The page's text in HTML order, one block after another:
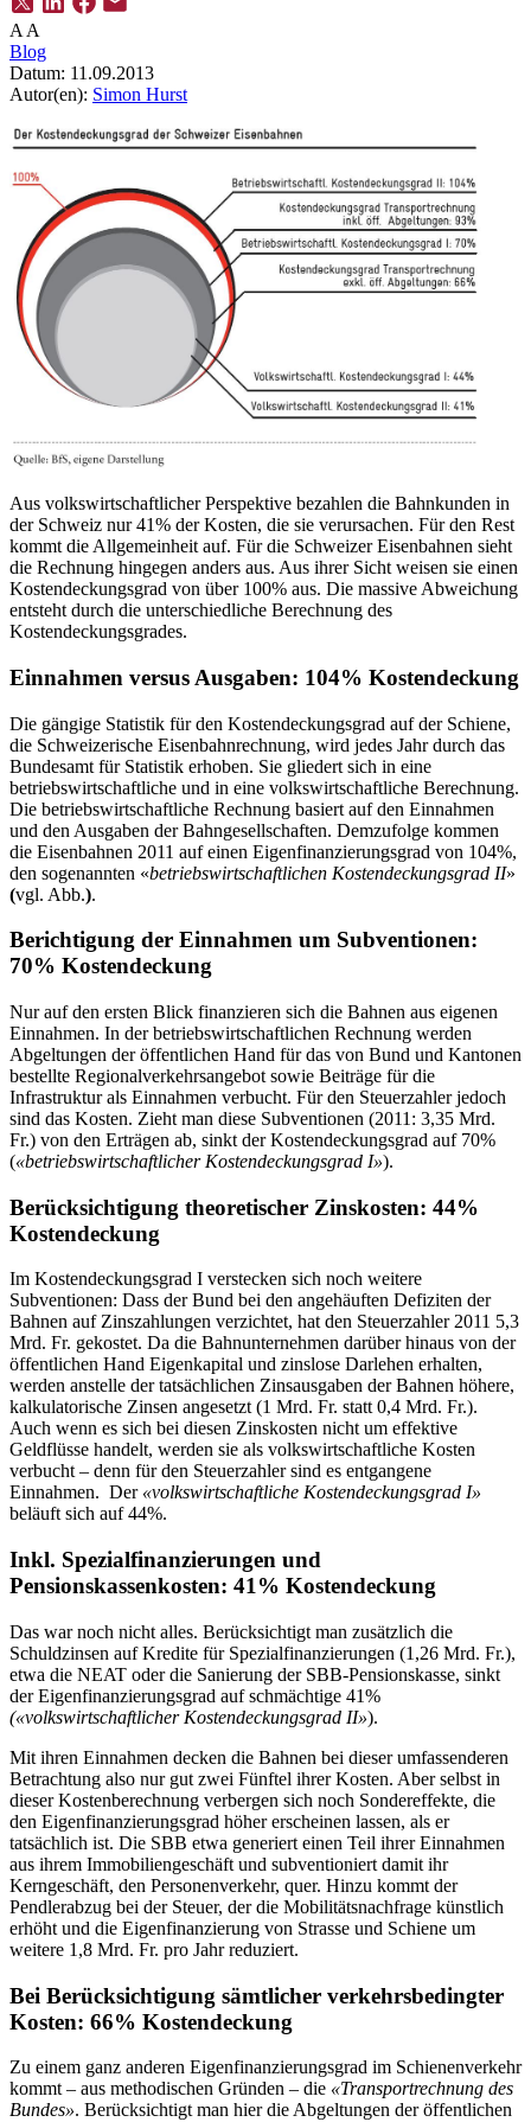
A A
Blog
Datum: 11.09.2013
Autor(en): Simon Hurst
Aus volkswirtschaftlicher Perspektive bezahlen die Bahnkunden in
der Schweiz nur 41% der Kosten, die sie verursachen. Für den Rest
kommt die Allgemeinheit auf. Für die Schweizer Eisenbahnen sieht
die Rechnung hingegen anders aus. Aus ihrer Sicht weisen sie einen
Kostendeckungsgrad von über 100% aus. Die massive Abweichung
entsteht durch die unterschiedliche Berechnung des
Kostendeckungsgrades.
Einnahmen versus Ausgaben: 104% Kostendeckung
Die gängige Statistik für den Kostendeckungsgrad auf der Schiene,
die Schweizerische Eisenbahnrechnung, wird jedes Jahr durch das
Bundesamt für Statistik erhoben. Sie gliedert sich in eine
betriebswirtschaftliche und in eine volkswirtschaftliche Berechnung.
Die betriebswirtschaftliche Rechnung basiert auf den Einnahmen
und den Ausgaben der Bahngesellschaften. Demzufolge kommen
die Eisenbahnen 2011 auf einen Eigenfinanzierungsgrad von 104%,
den sogenannten «betriebswirtschaftlichen Kostendeckungsgrad II»
(vgl. Abb.).
Berichtigung der Einnahmen um Subventionen:
70% Kostendeckung
Nur auf den ersten Blick finanzieren sich die Bahnen aus eigenen
Einnahmen. In der betriebswirtschaftlichen Rechnung werden
Abgeltungen der öffentlichen Hand für das von Bund und Kantonen
bestellte Regionalverkehrsangebot sowie Beiträge für die
Infrastruktur als Einnahmen verbucht. Für den Steuerzahler jedoch
sind das Kosten. Zieht man diese Subventionen (2011: 3,35 Mrd.
Fr.) von den Erträgen ab, sinkt der Kostendeckungsgrad auf 70%
(«betriebswirtschaftlicher Kostendeckungsgrad I»).
Berücksichtigung theoretischer Zinskosten: 44%
Kostendeckung
Im Kostendeckungsgrad I verstecken sich noch weitere
Subventionen: Dass der Bund bei den angehäuften Defiziten der
Bahnen auf Zinszahlungen verzichtet, hat den Steuerzahler 2011 5,3
Mrd. Fr. gekostet. Da die Bahnunternehmen darüber hinaus von der
öffentlichen Hand Eigenkapital und zinslose Darlehen erhalten,
werden anstelle der tatsächlichen Zinsausgaben der Bahnen höhere,
kalkulatorische Zinsen angesetzt (1 Mrd. Fr. statt 0,4 Mrd. Fr.).
Auch wenn es sich bei diesen Zinskosten nicht um effektive
Geldflüsse handelt, werden sie als volkswirtschaftliche Kosten
verbucht – denn für den Steuerzahler sind es entgangene
Einnahmen. Der «volkswirtschaftliche Kostendeckungsgrad I»
beläuft sich auf 44%.
Inkl. Spezialfinanzierungen und
Pensionskassenkosten: 41% Kostendeckung
Das war noch nicht alles. Berücksichtigt man zusätzlich die
Schuldzinsen auf Kredite für Spezialfinanzierungen (1,26 Mrd. Fr.),
etwa die NEAT oder die Sanierung der SBB-Pensionskasse, sinkt
der Eigenfinanzierungsgrad auf schmächtige 41%
(«volkswirtschaftlicher Kostendeckungsgrad II»).
Mit ihren Einnahmen decken die Bahnen bei dieser umfassenderen
Betrachtung also nur gut zwei Fünftel ihrer Kosten. Aber selbst in
dieser Kostenberechnung verbergen sich noch Sondereffekte, die
den Eigenfinanzierungsgrad höher erscheinen lassen, als er
tatsächlich ist. Die SBB etwa generiert einen Teil ihrer Einnahmen
aus ihrem Immobiliengeschäft und subventioniert damit ihr
Kerngeschäft, den Personenverkehr, quer. Hinzu kommt der
Pendlerabzug bei der Steuer, der die Mobilitätsnachfrage künstlich
erhöht und die Eigenfinanzierung von Strasse und Schiene um
weitere 1,8 Mrd. Fr. pro Jahr reduziert.
Bei Berücksichtigung sämtlicher verkehrsbedingter
Kosten: 66% Kostendeckung
Zu einem ganz anderen Eigenfinanzierungsgrad im Schienenverkehr
kommt – aus methodischen Gründen – die «Transportrechnung des
Bundes». Berücksichtigt man hier die Abgeltungen der öffentlichen